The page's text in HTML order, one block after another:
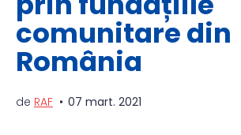
comunitare din
România
de RAF 07 mart. 2021